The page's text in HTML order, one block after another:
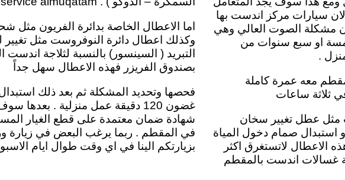
اما الاعطال الخاصة بدائرة الفريون مثل
وكذلك اعطال دائرة النوفروست مثل
التبريد ( السينسور) بالنسبة لثلاجة اندست
بصندوق الفريزر فهذه الاعطال سهل جداً
فحصها وتحديد المشكلة ثم بعد ذلك
غضون 120 دقيقة عمل منزلية .
شهادة ضمان معتمدة على قطع الغيار
في المقطم . ربما يرغب البعض في زيارة
بزيارتكم الينا في اي وقت طوال ايام
سيارات مركز اندست بها
مشكلة الصوت العالي وهي
او سبع سنوات من
.
معه عمرة كاملة
ثلاثة ساعات
مثل عطل تغيير سخان
استبدال صمام دخول المياة
الاعطال لاتستغرق اكثر
صيانة غسالات اندست بالمقطم